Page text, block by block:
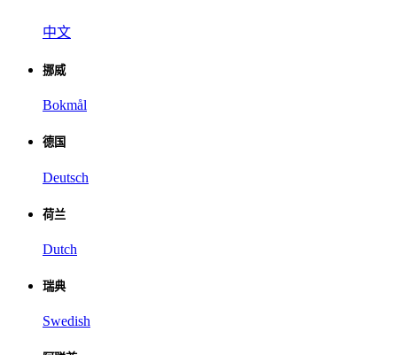
中文
挪威
Bokmål
德国
Deutsch
荷兰
Dutch
瑞典
Swedish